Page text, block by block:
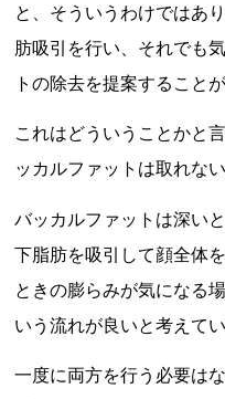
と、そういうわけではあ
肪吸引を行い、それでも
トの除去を提案すること
これはどういうことかと
ッカルファットは取れな
バッカルファットは深い
下脂肪を吸引して顔全体
ときの膨らみが気になる
いう流れが良いと考えてい
一度に両方を行う必要は